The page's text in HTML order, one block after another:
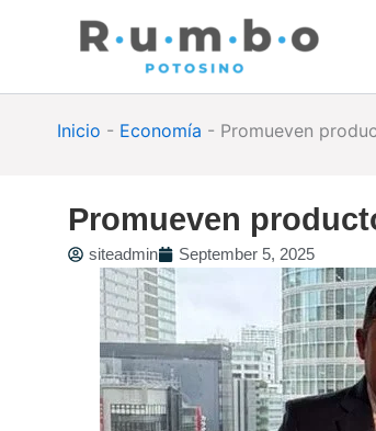
Inicio - Economía - Promueven
Promueven
siteadmin September 5, 2025